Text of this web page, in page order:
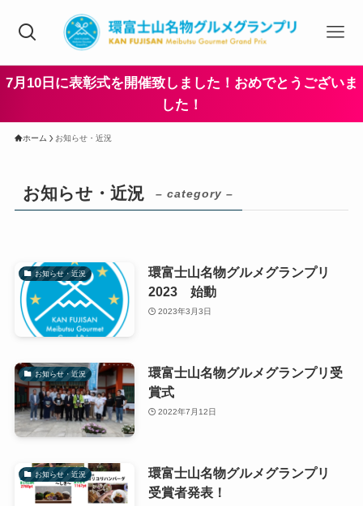
7月10日に表彰式を開催致しました！おめでとうございま
した！
ホーム お知らせ・近況
お知らせ・近況 – category –
お知らせ・近況
環富士山名物グルメグランプリ
2023 始動
2023年3月3日
お知らせ・近況
環富士山名物グルメグランプリ受
賞式
2022年7月12日
お知らせ・近況
環富士山名物グルメグランプリ
受賞者発表！